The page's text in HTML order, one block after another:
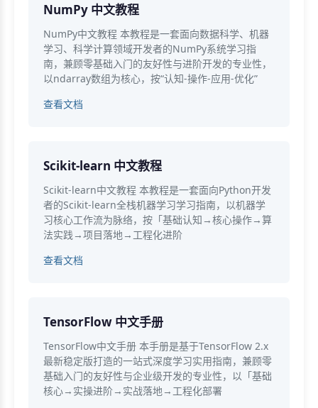
NumPy 中文教程
NumPy中文教程 本教程是一套面向数据科学、机器
学习、科学计算领域开发者的NumPy系统学习指
南，兼顾零基础入门的友好性与进阶开发的专业性，
以ndarray数组为核心，按“认知-操作-应用-优化”
查看文档
Scikit-learn 中文教程
Scikit-learn中文教程 本教程是一套面向Python开发
者的Scikit-learn全栈机器学习学习指南，以机器学
习核心工作流为脉络，按「基础认知→核心操作→算
法实践→项目落地→工程化进阶
查看文档
TensorFlow 中文手册
TensorFlow中文手册 本手册是基于TensorFlow 2.x
最新稳定版打造的一站式深度学习实用指南，兼顾零
基础入门的友好性与企业级开发的专业性，以「基础
核心→实操进阶→实战落地→工程化部署